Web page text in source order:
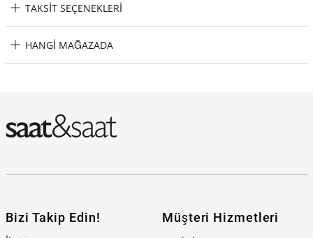
TAKSIT SEÇENEKLERI
HANGI MAĞAZADA
Bizi Takip Edin! Müşteri Hizmetleri